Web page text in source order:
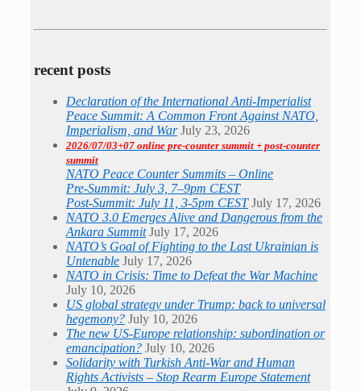
recent posts
Declaration of the International Anti-Imperialist
Peace Summit: A Common Front Against NATO,
Imperialism, and War July 23, 2026
2026/07/03+07 online pre-counter summit + post-counter
summit
NATO Peace Counter Summits – Online
Pre-Summit: July 3, 7–9pm CEST
Post-Summit: July 11, 3-5pm CEST July 17, 2026
NATO 3.0 Emerges Alive and Dangerous from the
Ankara Summit July 17, 2026
NATO’s Goal of Fighting to the Last Ukrainian is
Untenable July 17, 2026
NATO in Crisis: Time to Defeat the War Machine
July 10, 2026
US global strategy under Trump: back to universal
hegemony? July 10, 2026
The new US-Europe relationship: subordination or
emancipation? July 10, 2026
Solidarity with Turkish Anti-War and Human
Rights Activists – Stop Rearm Europe Statement